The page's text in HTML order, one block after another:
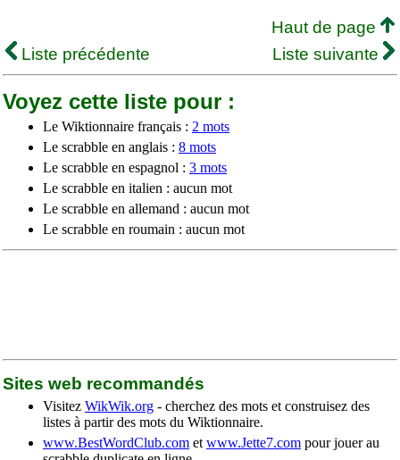
Haut de page
Liste précédente
Liste suivante
Voyez cette liste pour :
Le Wiktionnaire français : 2 mots
Le scrabble en anglais : 8 mots
Le scrabble en espagnol : 3 mots
Le scrabble en italien : aucun mot
Le scrabble en allemand : aucun mot
Le scrabble en roumain : aucun mot
Sites web recommandés
Visitez WikWik.org - cherchez des mots et construisez des
listes à partir des mots du Wiktionnaire.
www.BestWordClub.com et www.Jette7.com pour jouer au